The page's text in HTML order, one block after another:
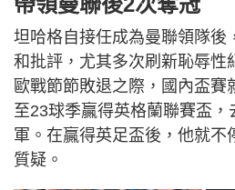
坦哈格自接任成為曼聯領隊後
和批評，尤其多次刷新恥辱性
歐戰節節敗退之際，國內盃賽
至23球季贏得英格蘭聯賽盃
軍。在贏得英足盃後，他就不
質疑。